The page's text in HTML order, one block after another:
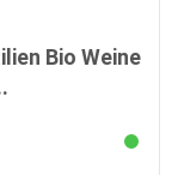
Bio Weine